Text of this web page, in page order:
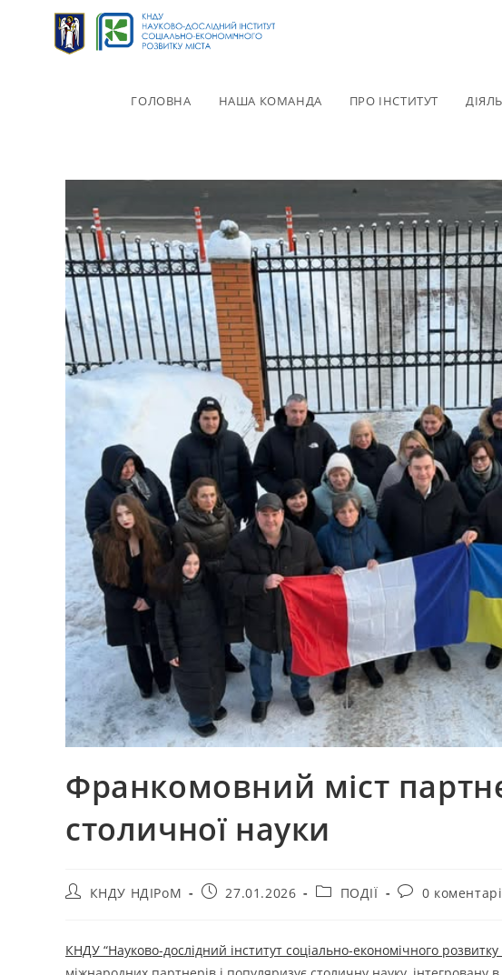
ГОЛОВНА НАША КОМАНДА ПРО ІНСТИТУТ
Франкомовний міст
столичної науки
КНДУ НДІРоМ 27.01.2026 ПОДІЇ 0
КНДУ “Науково-дослідний інститут соціально-економічного розвитку